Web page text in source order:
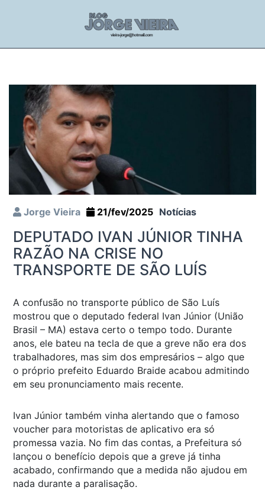
Jorge Vieira 21/fev/2025 Notícias
DEPUTADO IVAN JÚNIOR TINHA
RAZÃO NA CRISE NO
TRANSPORTE DE SÃO LUÍS
A confusão no transporte público de São Luís
mostrou que o deputado federal Ivan Júnior (União
Brasil – MA) estava certo o tempo todo. Durante
anos, ele bateu na tecla de que a greve não era dos
trabalhadores, mas sim dos empresários – algo que
o próprio prefeito Eduardo Braide acabou admitindo
em seu pronunciamento mais recente.
Ivan Júnior também vinha alertando que o famoso
voucher para motoristas de aplicativo era só
promessa vazia. No fim das contas, a Prefeitura só
lançou o benefício depois que a greve já tinha
acabado, confirmando que a medida não ajudou em
nada durante a paralisação.